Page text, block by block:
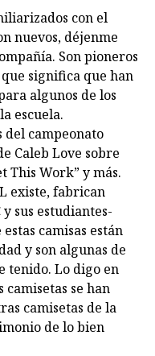
con el
nuevos, déjenme
Son pioneros
significa que han
algunos de los
escuela.
del campeonato
Caleb Love sobre
This Work” y más.
existe, fabrican
sus estudiantes-
camisas están
y son algunas de
tenido. Lo digo en
camisetas se han
camisetas de la
de lo bien